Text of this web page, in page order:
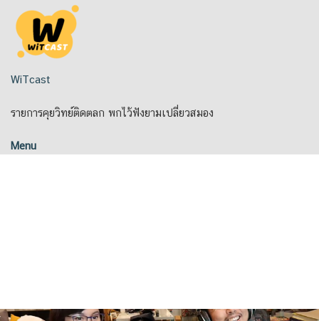
content
WiTcast
รายการคุยวิทย์ติดตลก พกไว้ฟังยามเปลี่ยวสมอง
Menu